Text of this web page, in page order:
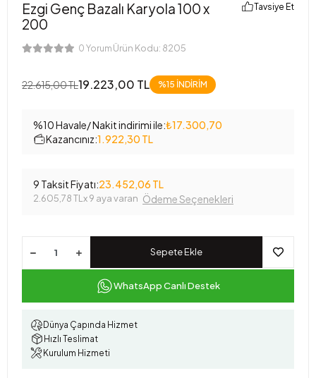
Ezgi Genç Bazalı Karyola 100 x
200
0 Yorum Ürün Kodu: 8205
Tavsiye Et
22.615,00 TL19.223,00 TL %15 İNDİRİM
%10 Havale/ Nakit indirimi ile:₺17.300,70
Kazancınız:1.922,30 TL
9 Taksit Fiyatı:23.452,06 TL
2.605,78 TL x 9 aya varan Ödeme Seçenekleri
Sepete Ekle
WhatsApp Canlı Destek
Dünya Çapında Hizmet
Hızlı Teslimat
Kurulum Hizmeti